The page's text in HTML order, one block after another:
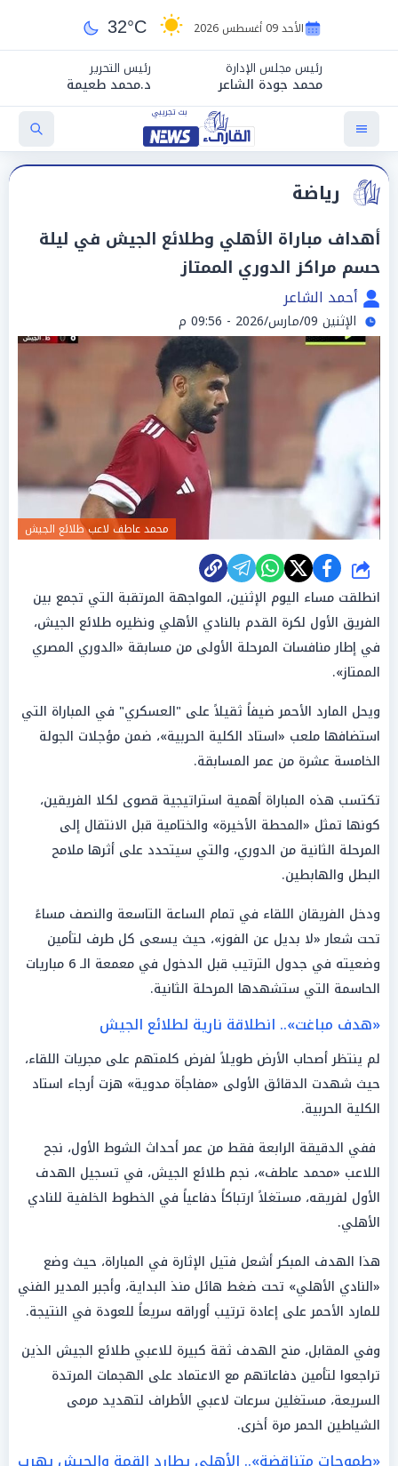
الأحد 09 أغسطس 2026 32°C
رئيس مجلس الإدارة
محمد جودة الشاعر
رئيس التحرير
د.محمد طعيمة
رياضة
أهداف مباراة الأهلي وطلائع الجيش في ليلة
حسم مراكز الدوري الممتاز
أحمد الشاعر
الإثنين 09/مارس/2026 - 09:56 م
محمد عاطف لاعب طلائع الجيش
شارك
انطلقت مساء اليوم الإثنين، المواجهة المرتقبة التي تجمع بين
الفريق الأول لكرة القدم بالنادي الأهلي ونظيره طلائع الجيش،
في إطار منافسات المرحلة الأولى من مسابقة «الدوري المصري
الممتاز».
ويحل المارد الأحمر ضيفاً ثقيلاً على "العسكري" في المباراة التي
استضافها ملعب «استاد الكلية الحربية»، ضمن مؤجلات الجولة
الخامسة عشرة من عمر المسابقة.
تكتسب هذه المباراة أهمية استراتيجية قصوى لكلا الفريقين،
كونها تمثل «المحطة الأخيرة» والختامية قبل الانتقال إلى
المرحلة الثانية من الدوري، والتي سيتحدد على أثرها ملامح
البطل والهابطين.
ودخل الفريقان اللقاء في تمام الساعة التاسعة والنصف مساءً
تحت شعار «لا بديل عن الفوز»، حيث يسعى كل طرف لتأمين
وضعيته في جدول الترتيب قبل الدخول في معمعة الـ 6 مباريات
الحاسمة التي ستشهدها المرحلة الثانية.
«هدف مباغت».. انطلاقة نارية لطلائع الجيش
لم ينتظر أصحاب الأرض طويلاً لفرض كلمتهم على مجريات اللقاء،
حيث شهدت الدقائق الأولى «مفاجأة مدوية» هزت أرجاء استاد
الكلية الحربية.
ففي الدقيقة الرابعة فقط من عمر أحداث الشوط الأول، نجح
اللاعب «محمد عاطف»، نجم طلائع الجيش، في تسجيل الهدف
الأول لفريقه، مستغلاً ارتباكاً دفاعياً في الخطوط الخلفية للنادي
الأهلي.
هذا الهدف المبكر أشعل فتيل الإثارة في المباراة، حيث وضع
«النادي الأهلي» تحت ضغط هائل منذ البداية، وأجبر المدير الفني
للمارد الأحمر على إعادة ترتيب أوراقه سريعاً للعودة في النتيجة.
وفي المقابل، منح الهدف ثقة كبيرة للاعبي طلائع الجيش الذين
تراجعوا لتأمين دفاعاتهم مع الاعتماد على الهجمات المرتدة
السريعة، مستغلين سرعات لاعبي الأطراف لتهديد مرمى
الشياطين الحمر مرة أخرى.